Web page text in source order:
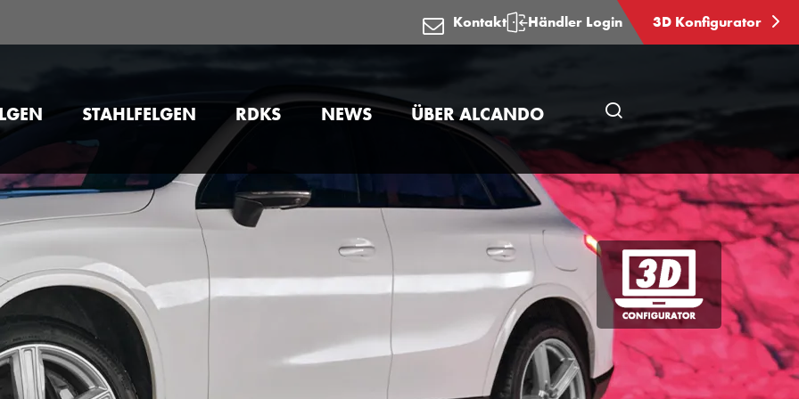
Kontakt Händler Login 3D Konfigurator
STAHLFELGEN RDKS NEWS ÜBER ALCANDO
Seitensuche
öffnen
3D
Konfigurator